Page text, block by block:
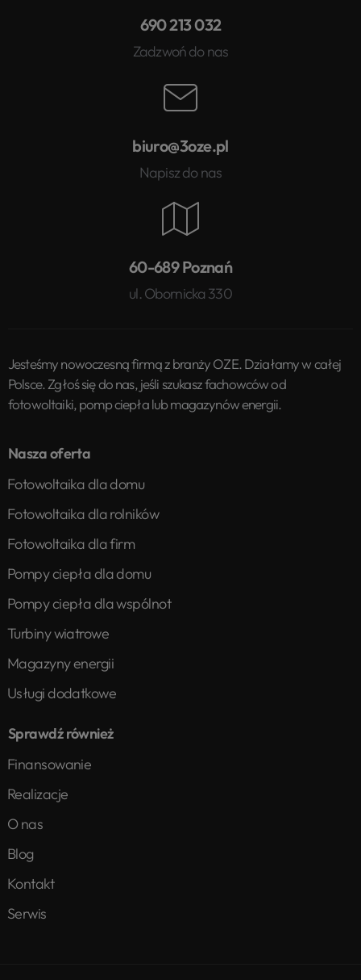
690 213 032
Zadzwoń do nas
biuro@3oze.pl
Napisz do nas
60-689 Poznań
ul. Obornicka 330
Jesteśmy nowoczesną firmą z branży OZE. Działamy w całej
Polsce. Zgłoś się do nas, jeśli szukasz fachowców od
fotowoltaiki, pomp ciepła lub magazynów energii.
Nasza oferta
Fotowoltaika dla domu
Fotowoltaika dla rolników
Fotowoltaika dla firm
Pompy ciepła dla domu
Pompy ciepła dla wspólnot
Turbiny wiatrowe
Magazyny energii
Usługi dodatkowe
Sprawdź również
Finansowanie
Realizacje
O nas
Blog
Kontakt
Serwis